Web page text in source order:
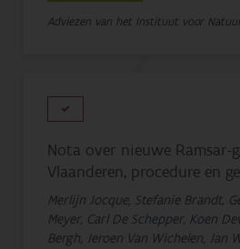
Adviezen van het Instituut voor
Nota over nieuwe Ramsar-
Vlaanderen, procedure en
Merlijn Jocque, Stefanie Brandt,
Meyer, Carl De Schepper, Koen
Bergh, Jeroen Van Wichelen, Jan